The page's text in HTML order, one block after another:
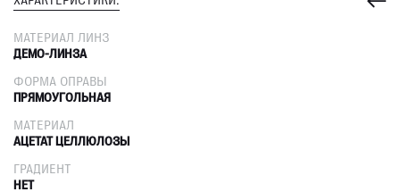
МАТЕРИАЛ ЛИНЗ
ДЕМО-ЛИНЗА
ФОРМА ОПРАВЫ
ПРЯМОУГОЛЬНАЯ
МАТЕРИАЛ
АЦЕТАТ ЦЕЛЛЮЛОЗЫ
ГРАДИЕНТ
НЕТ